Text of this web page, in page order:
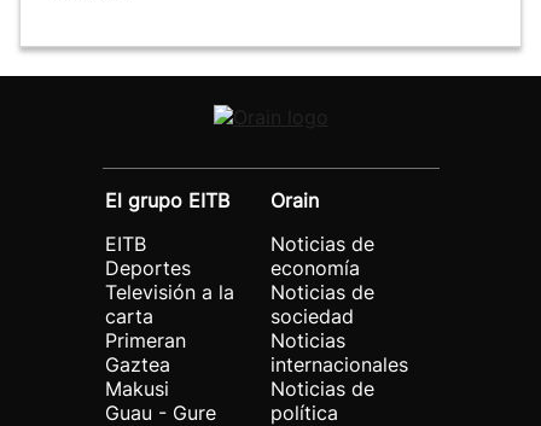
El grupo EITB
EITB
Deportes
Televisión a la
carta
Primeran
Gaztea
Makusi
Guau - Gure
Orain
Noticias de
economía
Noticias de
sociedad
Noticias
internacionales
Noticias de
política